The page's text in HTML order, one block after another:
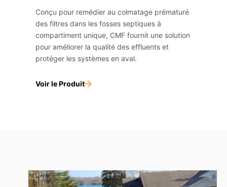
Conçu pour remédier au colmatage prématuré
des filtres dans les fosses septiques à
compartiment unique, CMF fournit une solution
pour améliorer la qualité des effluents et
protéger les systèmes en aval.
Voir le Produit